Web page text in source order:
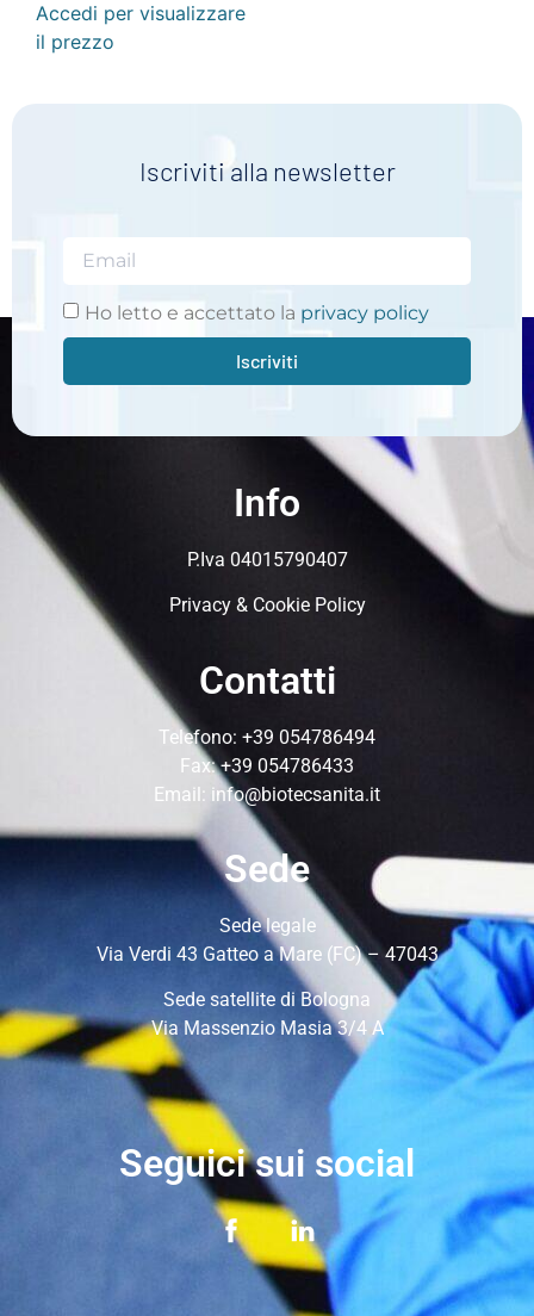
Accedi per visualizzare
il prezzo
Iscriviti alla newsletter
Ho letto e accettato la privacy policy
Iscriviti
Info
P.Iva 04015790407
Privacy & Cookie Policy
Contatti
Telefono: +39 054786494
Fax: +39 054786433
Email: info@biotecsanita.it
Sede
Sede legale
Via Verdi 43 Gatteo a Mare (FC) – 47043
Sede satellite di Bologna
Via Massenzio Masia 3/4 A
Seguici sui social